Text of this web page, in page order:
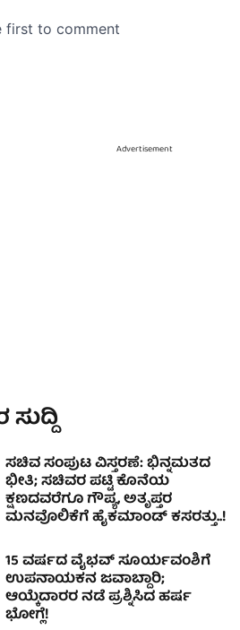
Advertisement
ಸಚಿವ ಸಂಪುಟ ವಿಸ್ತರಣೆ: ಭಿನ್ನಮತದ
ಭೀತಿ; ಸಚಿವರ ಪಟ್ಟಿ ಕೊನೆಯ
ಕ್ಷಣದವರೆಗೂ ಗೌಪ್ಯ, ಅತೃಪ್ತರ
ಮನವೊಲಿಕೆಗೆ ಹೈಕಮಾಂಡ್ ಕಸರತ್ತು..!
15 ವರ್ಷದ ವೈಭವ್ ಸೂರ್ಯವಂಶಿಗೆ
ಉಪನಾಯಕನ ಜವಾಬ್ದಾರಿ;
ಆಯ್ಕೆದಾರರ ನಡೆ ಪ್ರಶ್ನಿಸಿದ ಹರ್ಷ
ಭೋಗ್ಲೆ!